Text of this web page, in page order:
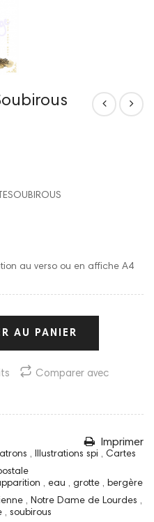
au verso ou en affiche A4
AU PANIER
Comparer avec
Imprimer
, Illustrations spi , Cartes
, eau , grotte , bergère
, Notre Dame de Lourdes ,
, soubirous